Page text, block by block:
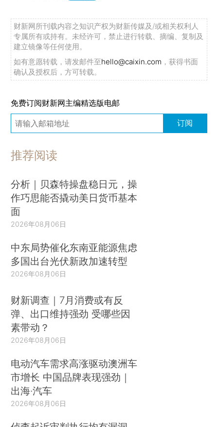
财新网所刊载内容之知识产权为财新传媒及/或相关权利人
专属所有或持有。未经许可，禁止进行转载、摘编、复制及
建立镜像等任何使用。
如有意愿转载，请发邮件至hello@caixin.com ，获得书面
确认及授权后，方可转载。
免费订阅财新网主编精选版电邮
订阅
推荐阅读
分析｜贝森特操盘稳日元，操
作巧思能否撬动美日货币基本
面
2026年08月06日
中东局势催化东南亚能源焦虑
多国出台光伏新政加速转型
2026年08月06日
财新调查｜7月消费或有反
弹、出口维持强劲 受哪些因
素带动？
2026年08月06日
电动汽车需求高涨驱动澳洲车
市增长 中国品牌表现强劲｜
出海·汽车
2026年08月06日